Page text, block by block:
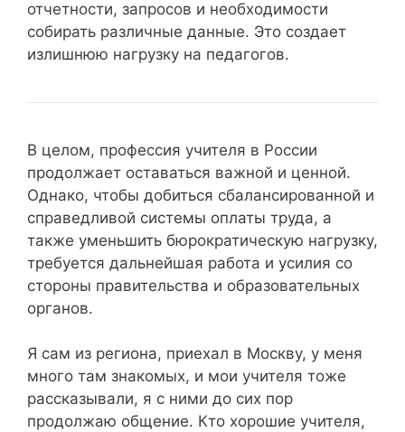
отчетности, запросов и необходимости
собирать различные данные. Это создает
излишнюю нагрузку на педагогов.
В целом, профессия учителя в России
продолжает оставаться важной и ценной.
Однако, чтобы добиться сбалансированной и
справедливой системы оплаты труда, а
также уменьшить бюрократическую нагрузку,
требуется дальнейшая работа и усилия со
стороны правительства и образовательных
органов.
Я сам из региона, приехал в Москву, у меня
много там знакомых, и мои учителя тоже
рассказывали, я с ними до сих пор
продолжаю общение. Кто хорошие учителя,